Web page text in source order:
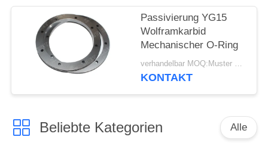
Passivierung YG15
Wolframkarbid
Mechanischer O-Ring
verhandelbar MOQ:Muster werden angenommen
KONTAKT
Beliebte Kategorien Alle